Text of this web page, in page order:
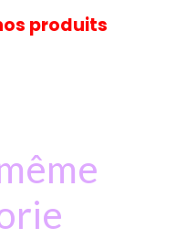
produits